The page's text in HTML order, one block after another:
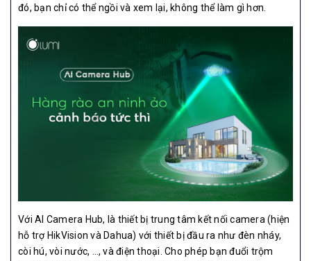
đó, bạn chỉ có thể ngồi và xem lại, không thể làm gì hơn.
Với AI Camera Hub, là thiết bị trung tâm kết nối camera (hiện
hỗ trợ HikVision và Dahua) với thiết bị đầu ra như đèn nháy,
còi hú, vòi nước, …, và điện thoại. Cho phép bạn đuổi trộm